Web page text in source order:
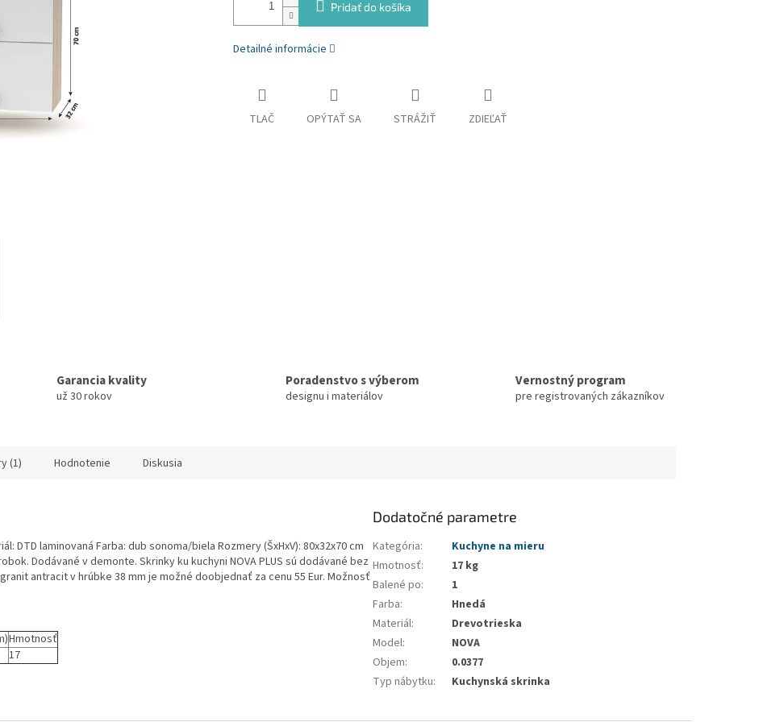
Pridať do košíka
Detailné informácie
TLAČ OPÝTAŤ SA STRÁŽIŤ ZDIEĽAŤ
Garancia kvality
už 30 rokov
Poradenstvo s výberom
designu i materiálov
Vernostný program
pre registrovaných zákazníkov
(1) Hodnotenie Diskusia
DTD laminovaná Farba: dub sonoma/biela Rozmery (ŠxHxV): 80x32x70 cm
Dodávané v demonte. Skrinky ku kuchyni NOVA PLUS sú dodávané bez
antracit v hrúbke 38 mm je možné doobjednať za cenu 55 Eur. Možnosť
Hmotnosť
17
Dodatočné parametre
Kategória:
Kuchyne na mieru
Hmotnosť:
17 kg
Balené po:
1
Farba:
Hnedá
Materiál:
Drevotrieska
Model:
NOVA
Objem:
0.0377
Typ nábytku: Kuchynská skrinka